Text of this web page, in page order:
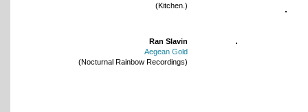
(Kitchen.)
Ran Slavin
Aegean Gold
(Nocturnal Rainbow Recordings)